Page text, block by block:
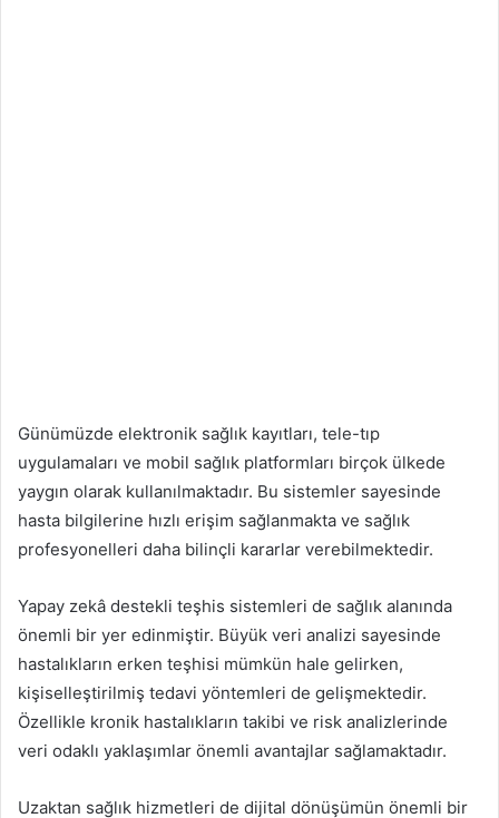
Günümüzde elektronik sağlık kayıtları, tele-tıp
uygulamaları ve mobil sağlık platformları birçok ülkede
yaygın olarak kullanılmaktadır. Bu sistemler sayesinde
hasta bilgilerine hızlı erişim sağlanmakta ve sağlık
profesyonelleri daha bilinçli kararlar verebilmektedir.
Yapay zekâ destekli teşhis sistemleri de sağlık alanında
önemli bir yer edinmiştir. Büyük veri analizi sayesinde
hastalıkların erken teşhisi mümkün hale gelirken,
kişiselleştirilmiş tedavi yöntemleri de gelişmektedir.
Özellikle kronik hastalıkların takibi ve risk analizlerinde
veri odaklı yaklaşımlar önemli avantajlar sağlamaktadır.
Uzaktan sağlık hizmetleri de dijital dönüşümün önemli bir